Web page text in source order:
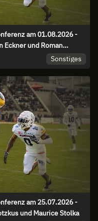
am 01.08.2026 -
Eckner und Roman
Sonstiges
am 25.07.2026 -
und Maurice Stolka